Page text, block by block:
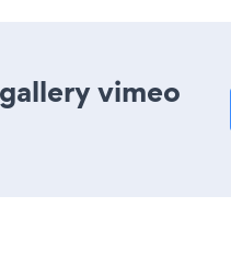
vimeo